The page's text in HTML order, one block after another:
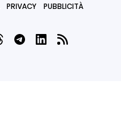
PRIVACY PUBBLICITÀ